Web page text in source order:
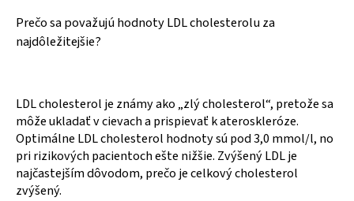
Prečo sa považujú hodnoty LDL cholesterolu za
najdôležitejšie?
LDL cholesterol je známy ako „zlý cholesterol“, pretože sa
môže ukladať v cievach a prispievať k ateroskleróze.
Optimálne LDL cholesterol hodnoty sú pod 3,0 mmol/l, no
pri rizikových pacientoch ešte nižšie. Zvýšený LDL je
najčastejším dôvodom, prečo je celkový cholesterol
zvýšený.